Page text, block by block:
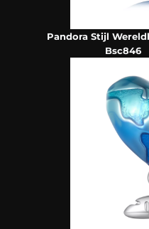
Pandora Stijl
Bsc846